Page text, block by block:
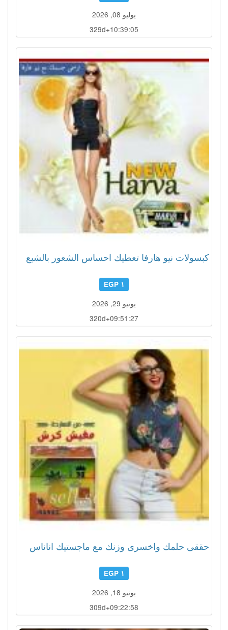
يوليو 08, 2026
329d+10:39:02
كبسولات نيو هارفا تعطيك احساس الشعور بالشبع
١ EGP
يونيو 29, 2026
320d+09:51:24
حققى حلمك واخسرى وزنك مع ماجستيك اناناس
١ EGP
يونيو 18, 2026
309d+09:22:55